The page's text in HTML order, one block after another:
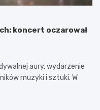
koncert oczarował
aury, wydarzenie
muzyki i sztuki. W